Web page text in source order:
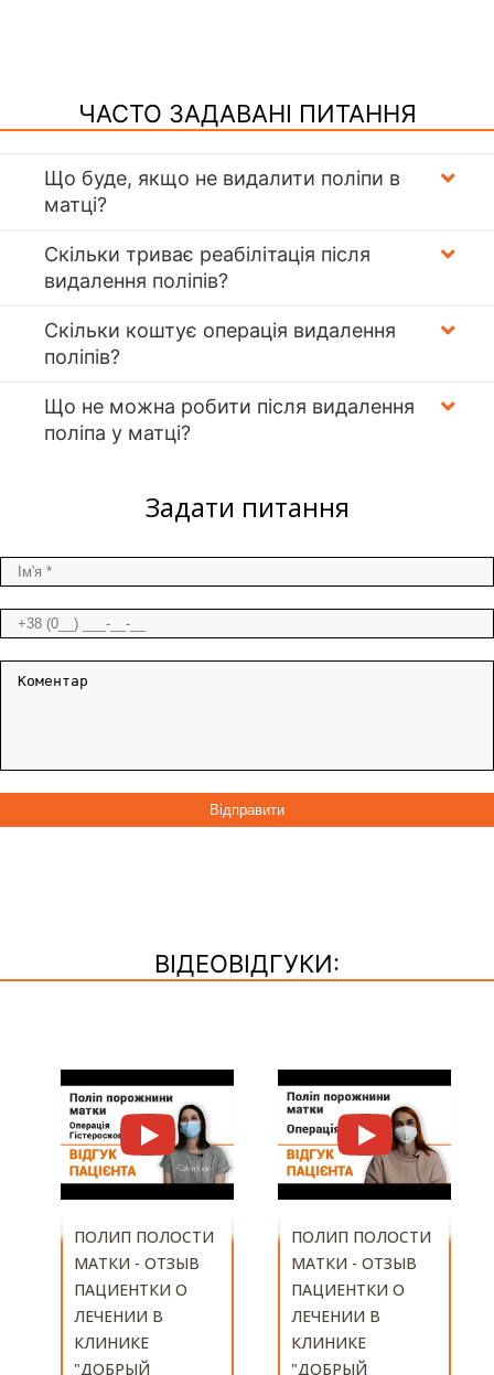
ЧАСТО ЗАДАВАНІ ПИТАННЯ
Що буде, якщо не видалити поліпи в
матці?
Скільки триває реабілітація після
видалення поліпів?
Скільки коштує операція видалення
поліпів?
Що не можна робити після видалення
поліпа у матці?
Задати питання
ВІДЕОВІДГУКИ:
ПОЛИП ПОЛОСТИ
МАТКИ - ОТЗЫВ
ПАЦИЕНТКИ О
ЛЕЧЕНИИ В
КЛИНИКЕ
"ДОБРЫЙ
ПОЛИП ПОЛОСТИ
МАТКИ - ОТЗЫВ
ПАЦИЕНТКИ О
ЛЕЧЕНИИ В